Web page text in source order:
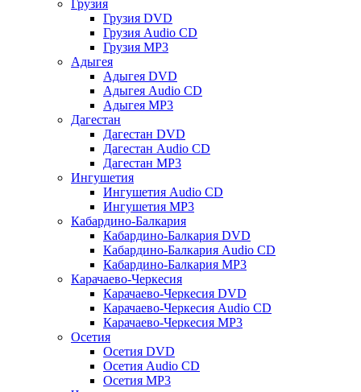
Грузия
Грузия DVD
Грузия Audio CD
Грузия MP3
Адыгея
Адыгея DVD
Адыгея Audio CD
Адыгея MP3
Дагестан
Дагестан DVD
Дагестан Audio CD
Дагестан MP3
Ингушетия
Ингушетия Audio CD
Ингушетия MP3
Кабардино-Балкария
Кабардино-Балкария DVD
Кабардино-Балкария Audio CD
Кабардино-Балкария MP3
Карачаево-Черкесия
Карачаево-Черкесия DVD
Карачаево-Черкесия Audio CD
Карачаево-Черкесия MP3
Осетия
Осетия DVD
Осетия Audio CD
Осетия MP3